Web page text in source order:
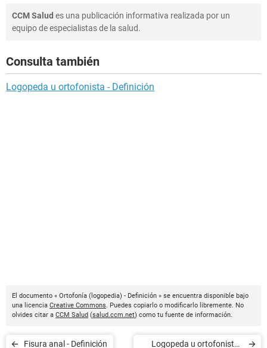
CCM Salud es una publicación informativa realizada por un
equipo de especialistas de la salud.
Consulta también
Logopeda u ortofonista - Definición
El documento « Ortofonía (logopedia) - Definición » se encuentra disponible bajo
una licencia Creative Commons. Puedes copiarlo o modificarlo libremente. No
olvides citar a CCM Salud (salud.ccm.net) como tu fuente de información.
Fisura anal - Definición Logopeda u ortofonista -